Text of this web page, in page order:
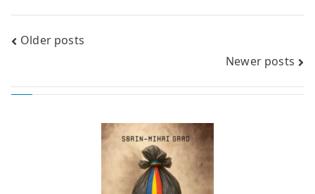
Posts
Older posts
Newer posts